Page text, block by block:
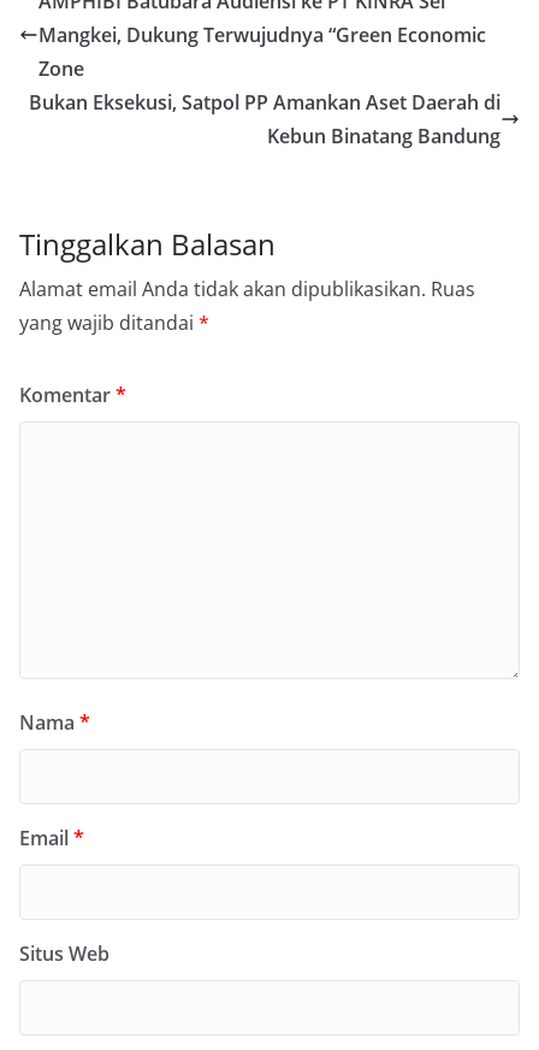
Mangkei, Dukung Terwujudnya “Green Economic
Zone
Bukan Eksekusi, Satpol PP Amankan Aset Daerah di
Kebun Binatang Bandung
Tinggalkan Balasan
Alamat email Anda tidak akan dipublikasikan. Ruas
yang wajib ditandai *
Komentar*
Nama *
Email*
Situs Web